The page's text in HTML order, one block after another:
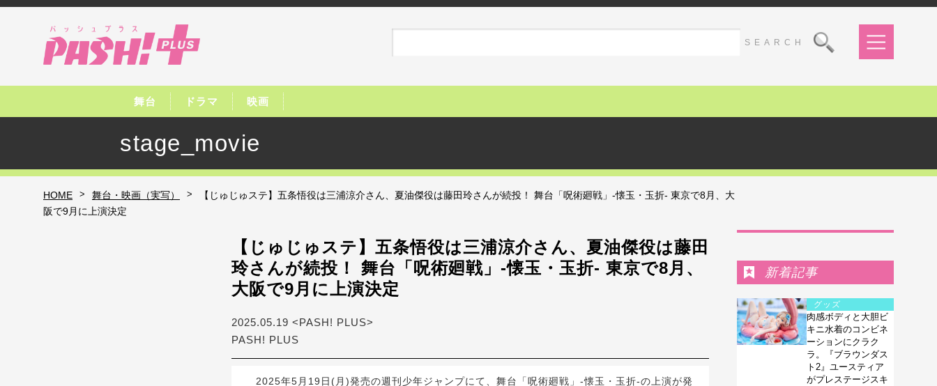
舞台 ドラマ 映画
stage_movie
HOME > 舞台・映画（実写） >
【じゅじゅステ】五条悟役は三浦涼介さん、夏油傑役は藤田玲さんが続投！ 舞台「呪術廻戦」-懐玉・玉折- 東京で8月、大
阪で9月に上演決定
【じゅじゅステ】五条悟役は三浦涼介さん、夏油傑役は藤田
玲さんが続投！ 舞台「呪術廻戦」-懐玉・玉折- 東京で8月、
大阪で9月に上演決定
2025.05.19 <PASH! PLUS>
PASH! PLUS
2025年5月19日(月)発売の週刊少年ジャンプにて、舞台「呪術廻戦」-懐玉・玉折-の上演が発
新着記事
グッズ
肉感ボディと大胆ビ
キニ水着のコンビネ
ーションにクラク
ラ。『ブラウンダス
ト2』ユースティア
がプレステージスキ